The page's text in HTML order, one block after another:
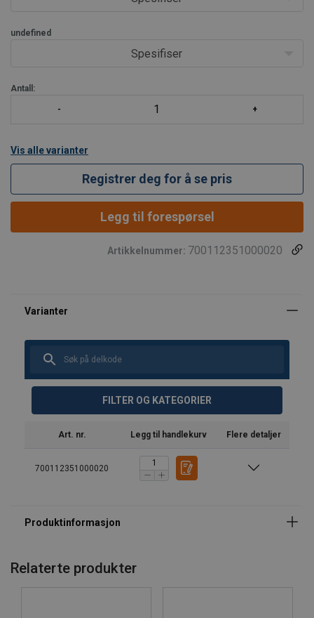
Blå
Andre opp
undefined
Spesifiser
Antall:
Vis alle varianter
Registrer deg for å se pris
Legg til forespørsel
Artikkelnummer: 700112351000020
FILTER OG KATEGORIER
Art. nr. Legg til handlekurv Flere detaljer
700112351000020
Rød
1 mtr
2 mtr
5 mtr
Merking:
Arbeidstemperatur:
Standard:
Relaterte produkter